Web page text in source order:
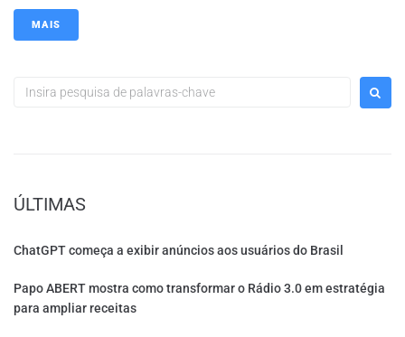
MAIS
ÚLTIMAS
ChatGPT começa a exibir anúncios aos usuários do Brasil
Papo ABERT mostra como transformar o Rádio 3.0 em estratégia
para ampliar receitas